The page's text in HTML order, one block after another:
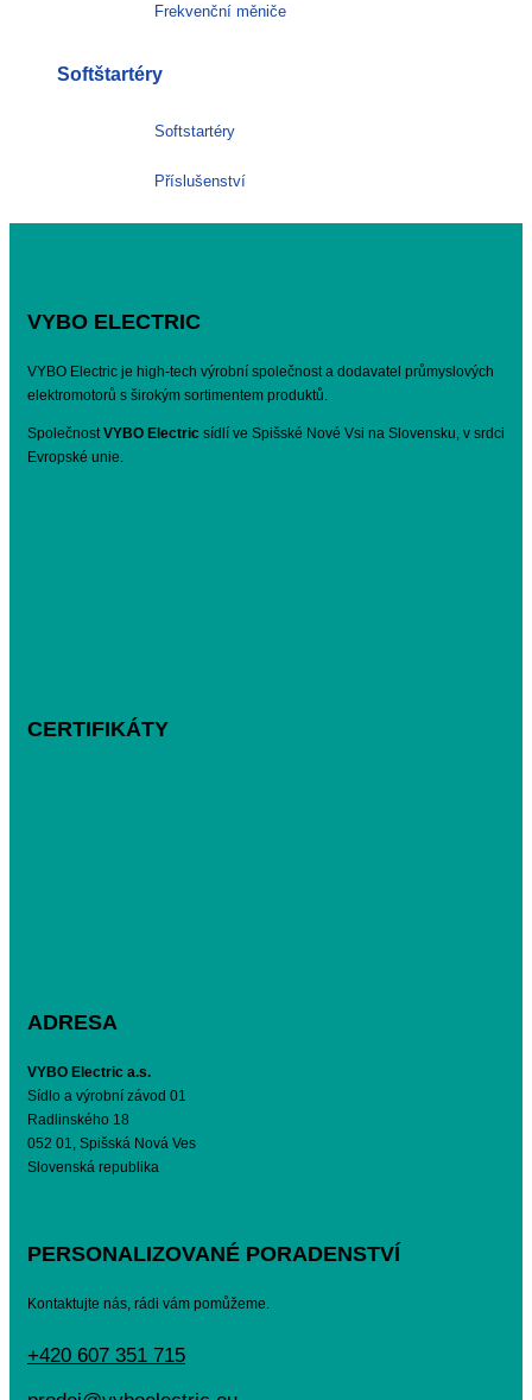
Frekvenční měniče
Softštartéry
Softstartéry
Příslušenství
VYBO ELECTRIC
VYBO Electric je high-tech výrobní společnost a dodavatel průmyslových
elektromotorů s širokým sortimentem produktů.
SpolečnostVYBO Electric sídlí ve Spišské Nové Vsi na Slovensku, v srdci
Evropské unie.
CERTIFIKÁTY
ADRESA
VYBO Electric a.s.
Sídlo a výrobní závod 01
Radlinského 18
052 01, Spišská Nová Ves
Slovenská republika
PERSONALIZOVANÉ PORADENSTVÍ
Kontaktujte nás, rádi vám pomůžeme.
+420 607 351 715